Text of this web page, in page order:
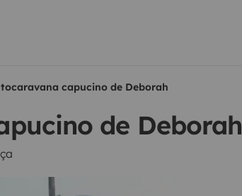
capucino de Deborah
de Deborah